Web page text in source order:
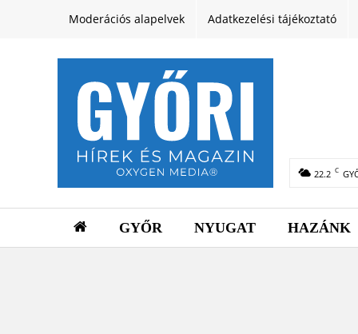
Moderációs alapelvek Adatkezelési tájékoztató
22.2 C
GYŐR NYUGAT HAZÁNK